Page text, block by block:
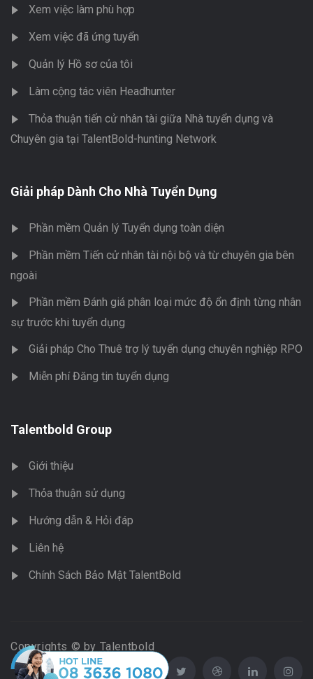
Xem việc làm phù hợp
Xem việc đã ứng tuyển
Quản lý Hồ sơ của tôi
Làm cộng tác viên Headhunter
Thỏa thuận tiến cử nhân tài giữa Nhà tuyển dụng và
Chuyên gia tại TalentBold-hunting Network
Giải pháp Dành Cho Nhà Tuyển Dụng
Phần mềm Quản lý Tuyển dụng toàn diện
Phần mềm Tiến cử nhân tài nội bộ và từ chuyên gia bên
ngoài
Phần mềm Đánh giá phân loại mức độ ổn định từng nhân
sự trước khi tuyển dụng
Giải pháp Cho Thuê trợ lý tuyển dụng chuyên nghiệp RPO
Miễn phí Đăng tin tuyển dụng
Talentbold Group
Giới thiệu
Thỏa thuận sử dụng
Hướng dẫn & Hỏi đáp
Liên hệ
Chính Sách Bảo Mật TalentBold
Copyrights © by Talentbold